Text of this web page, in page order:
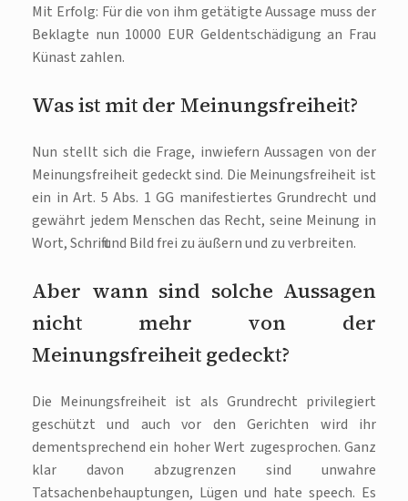
Mit Erfolg: Für die von ihm getätigte Aussage muss der
Beklagte nun 10000 EUR Geldentschädigung an Frau
Künast zahlen.
Was ist mit der Meinungsfreiheit?
Nun stellt sich die Frage, inwiefern Aussagen von der
Meinungsfreiheit gedeckt sind. Die Meinungsfreiheit ist
ein in Art. 5 Abs. 1 GG manifestiertes Grundrecht und
gewährt jedem Menschen das Recht, seine Meinung in
Wort, Schrift und Bild frei zu äußern und zu verbreiten.
Aber wann sind solche Aussagen
nicht mehr von der
Meinungsfreiheit gedeckt?
Die Meinungsfreiheit ist als Grundrecht privilegiert
geschützt und auch vor den Gerichten wird ihr
dementsprechend ein hoher Wert zugesprochen. Ganz
klar davon abzugrenzen sind unwahre
Tatsachenbehauptungen, Lügen und hate speech. Es